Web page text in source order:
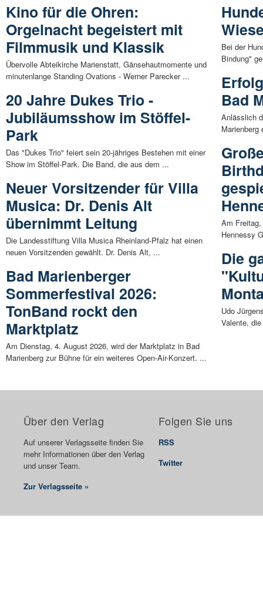
Kino für die Ohren:
Orgelnacht begeistert mit
Filmmusik und Klassik
Übervolle Abteikirche Marienstatt, Gänsehautmomente und
minutenlange Standing Ovations - Werner Parecker ...
20 Jahre Dukes Trio -
Jubiläumsshow im Stöffel-
Park
Das "Dukes Trio" feiert sein 20-jähriges Bestehen mit einer
Show im Stöffel-Park. Die Band, die aus dem ...
Neuer Vorsitzender für Villa
Musica: Dr. Denis Alt
übernimmt Leitung
Die Landesstiftung Villa Musica Rheinland-Pfalz hat einen
neuen Vorsitzenden gewählt. Dr. Denis Alt, ...
Bad Marienberger
Sommerfestival 2026:
TonBand rockt den
Marktplatz
Am Dienstag, 4. August 2026, wird der Marktplatz in Bad
Marienberg zur Bühne für ein weiteres Open-Air-Konzert. ...
Bei der
Bindung"
Bad
Anlässlich
Am
Hennessy
Die
Udo
Valente,
Über den Verlag
Auf unserer Verlagsseite finden Sie
mehr Informationen über den Verlag
und unser Team.
Zur Verlagsseite »
Folgen Sie uns
RSS
Twitter